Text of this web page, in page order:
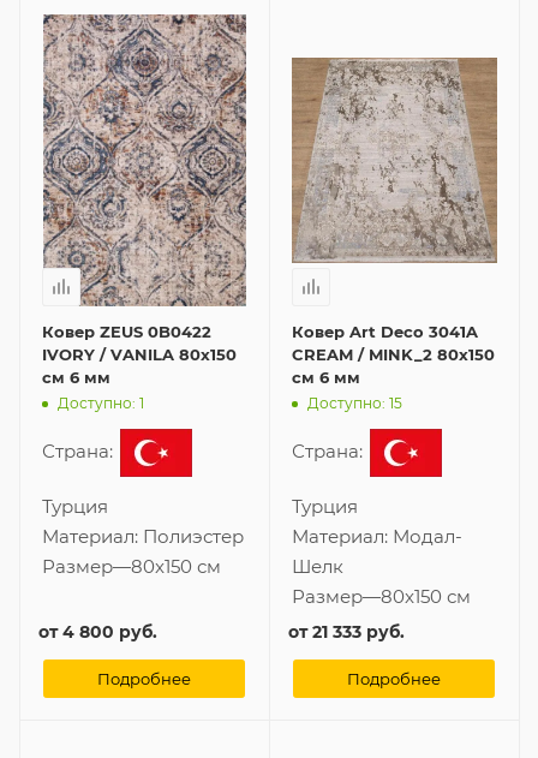
Ковер ZEUS 0B0422
IVORY / VANILA 80x150
см 6 мм
Доступно: 1
Страна:
Турция
Материал: Полиэстер
Размер—80x150 см
от4 800 руб.
Подробнее
Ковер Art Deco 3041A
CREAM / MINK_2 80x150
см 6 мм
Доступно: 15
Страна:
Турция
Материал: Модал-
Шелк
Размер—80x150 см
от21 333 руб.
Подробнее